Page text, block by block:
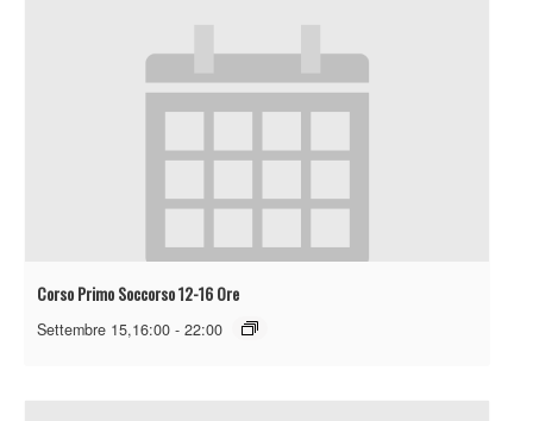
Corso Primo Soccorso 12-16 Ore
Settembre 15,16:00 - 22:00